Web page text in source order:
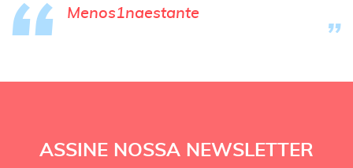
Menos1naestante
ASSINE NOSSA NEWSLETTER